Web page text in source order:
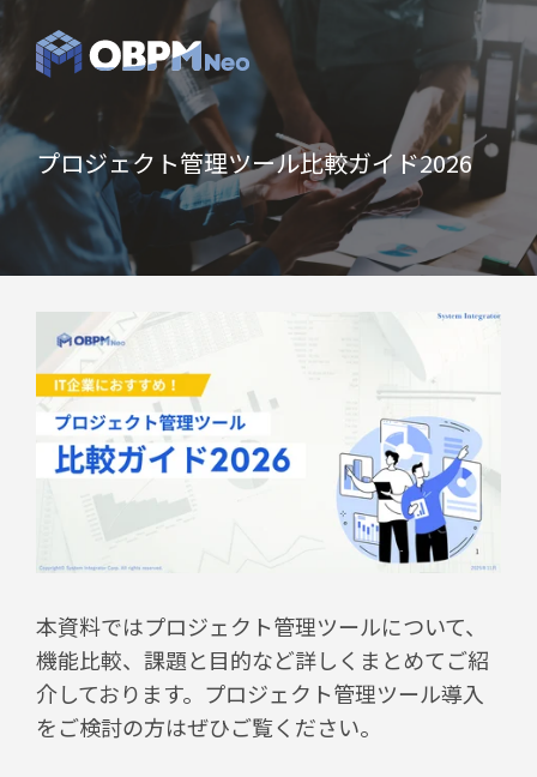
プロジェクト管理ツール比較ガイド2026
本資料ではプロジェクト管理ツールについて、
機能比較、課題と目的など詳しくまとめてご紹
介しております。プロジェクト管理ツール導入
をご検討の方はぜひご覧ください。